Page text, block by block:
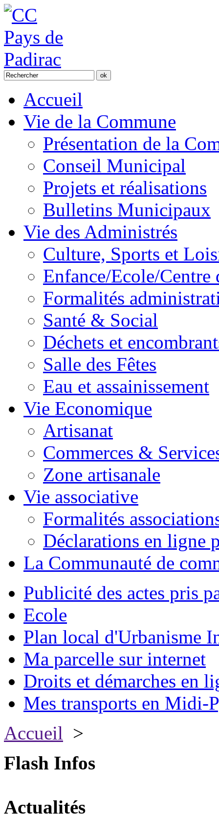
Accueil
Vie de la Commune
Présentation de la
Conseil Municipal
Projets et réalisations
Bulletins Municipaux
Vie des Administrés
Culture, Sports et
Enfance/Ecole/Centre
Formalités
Santé & Social
Déchets et
Salle des Fêtes
Eau et assainissement
Vie Economique
Artisanat
Commerces &
Zone artisanale
Vie associative
Formalités
Déclarations en ligne
La Communauté de
Publicité des actes pris
Ecole
Plan local d'Urbanisme
Ma parcelle sur internet
Droits et démarches en
Mes transports en Midi-
Accueil >
Flash Infos
Actualités